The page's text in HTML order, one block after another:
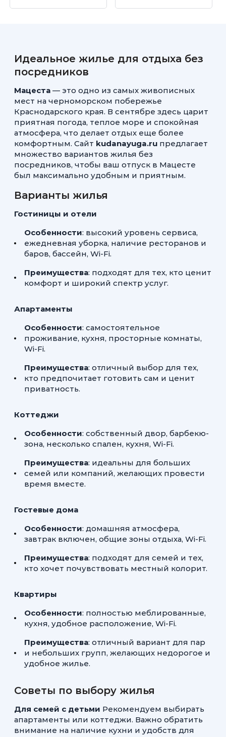
Идеальное жилье для отдыха без
посредников
Мацеста — это одно из самых живописных
мест на черноморском побережье
Краснодарского края. В сентябре здесь царит
приятная погода, теплое море и спокойная
атмосфера, что делает отдых еще более
комфортным. Сайт kudanayuga.ru предлагает
множество вариантов жилья без
посредников, чтобы ваш отпуск в Мацесте
был максимально удобным и приятным.
Варианты жилья
Гостиницы и отели
Особенности: высокий уровень сервиса,
ежедневная уборка, наличие ресторанов и
баров, бассейн, Wi-Fi.
Преимущества: подходят для тех, кто ценит
комфорт и широкий спектр услуг.
Апартаменты
Особенности: самостоятельное
проживание, кухня, просторные комнаты,
Wi-Fi.
Преимущества: отличный выбор для тех,
кто предпочитает готовить сам и ценит
приватность.
Коттеджи
Особенности: собственный двор, барбекю-
зона, несколько спален, кухня, Wi-Fi.
Преимущества: идеальны для больших
семей или компаний, желающих провести
время вместе.
Гостевые дома
Особенности: домашняя атмосфера,
завтрак включен, общие зоны отдыха, Wi-Fi.
Преимущества: подходят для семей и тех,
кто хочет почувствовать местный колорит.
Квартиры
Особенности: полностью меблированные,
кухня, удобное расположение, Wi-Fi.
Преимущества: отличный вариант для пар
и небольших групп, желающих недорогое и
удобное жилье.
Советы по выбору жилья
Для семей с детьми Рекомендуем выбирать
апартаменты или коттеджи. Важно обратить
внимание на наличие кухни и удобств для